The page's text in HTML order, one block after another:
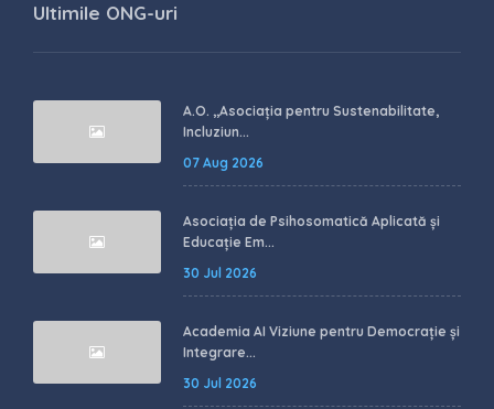
Ultimile ONG-uri
A.O. ,,Asociația pentru Sustenabilitate,
Incluziun...
07 Aug 2026
Asociația de Psihosomatică Aplicată și
Educație Em...
30 Jul 2026
Academia AI Viziune pentru Democrație și
Integrare...
30 Jul 2026